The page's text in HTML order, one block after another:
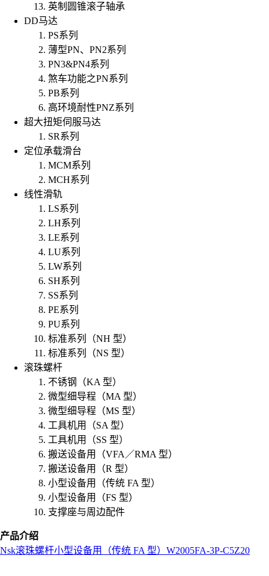
英制圆锥滚子轴承
DD马达
PS系列
薄型PN、PN2系列
PN3&PN4系列
煞车功能之PN系列
PB系列
高环境耐性PNZ系列
超大扭矩伺服马达
SR系列
定位承载滑台
MCM系列
MCH系列
线性滑轨
LS系列
LH系列
LE系列
LU系列
LW系列
SH系列
SS系列
PE系列
PU系列
标准系列（NH 型）
标准系列（NS 型）
滚珠螺杆
不锈钢（KA 型）
微型细导程（MA 型）
微型细导程（MS 型）
工具机用（SA 型）
工具机用（SS 型）
搬送设备用（VFA／RMA 型）
搬送设备用（R 型）
小型设备用（传统 FA 型）
小型设备用（FS 型）
支撑座与周边配件
产品介绍
Nsk滚珠螺杆小型设备用（传统 FA 型） W2005FA-3P-C5Z20